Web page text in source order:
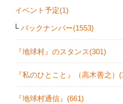
イベント予定(1)
バックナンバー(1553)
『地球村』のスタンス(301)
『私のひとこと』（高木善之）
『地球村通信』(661)